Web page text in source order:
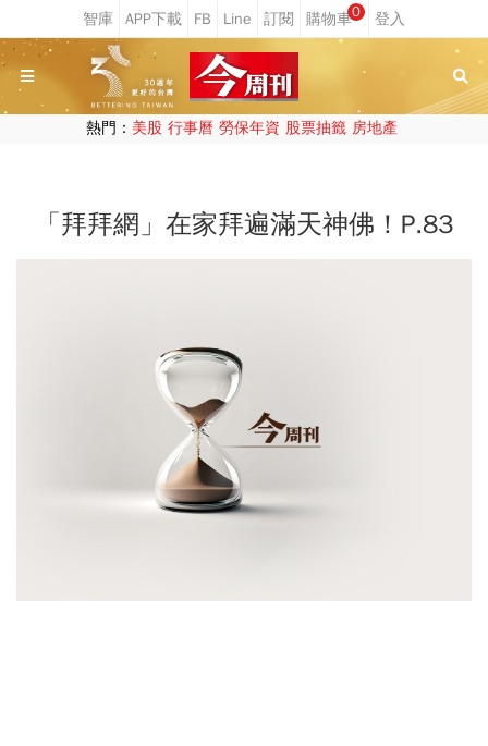
0
熱門： 美股 行事曆 勞保年資 股票抽籤 房地產
「拜拜網」在家拜遍滿天神佛！P.83